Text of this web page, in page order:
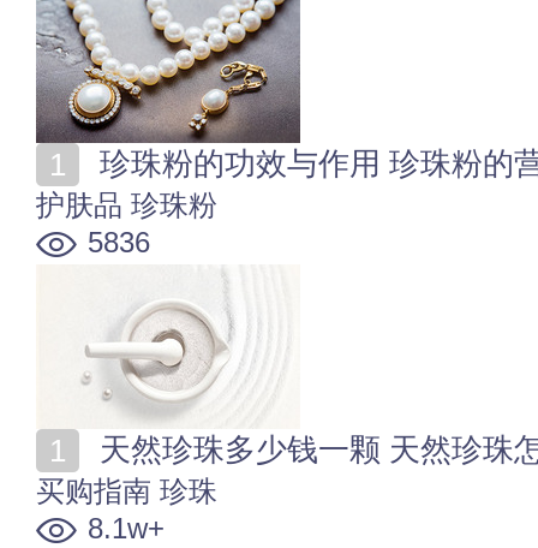
珍珠粉的功效与作用 珍珠粉的
护肤品 珍珠粉
5836
天然珍珠多少钱一颗 天然珍珠
买购指南 珍珠
8.1w+